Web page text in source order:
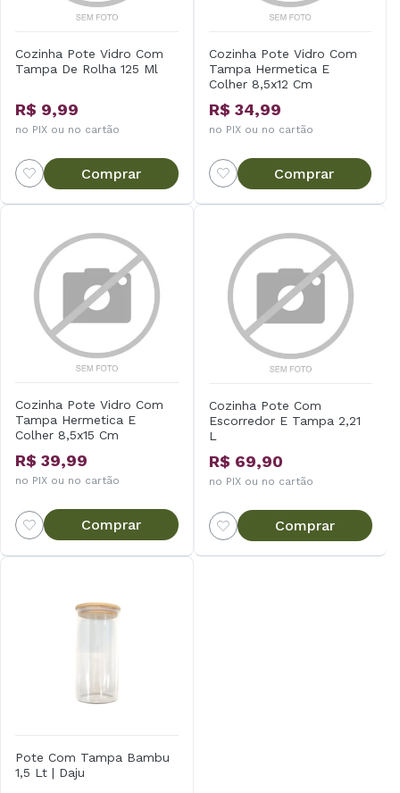
Cozinha Pote Vidro Com
Tampa De Rolha 125 Ml
R$ 9,99
no PIX ou no cartão
Comprar
Cozinha Pote Vidro Com
Tampa Hermetica E
Colher 8,5x12 Cm
R$ 34,99
no PIX ou no cartão
Comprar
Cozinha Pote Vidro Com
Tampa Hermetica E
Colher 8,5x15 Cm
R$ 39,99
no PIX ou no cartão
Comprar
Cozinha Pote Com
Escorredor E Tampa 2,21
L
R$ 69,90
no PIX ou no cartão
Comprar
Pote Com Tampa Bambu
1,5 Lt | Daju